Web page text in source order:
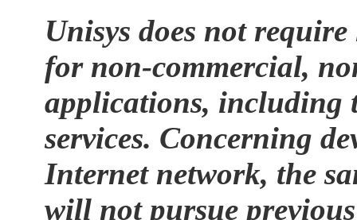
Unisys does not
for non-commercial,
applications, including
services. Concerning
Internet network, the
will not pursue